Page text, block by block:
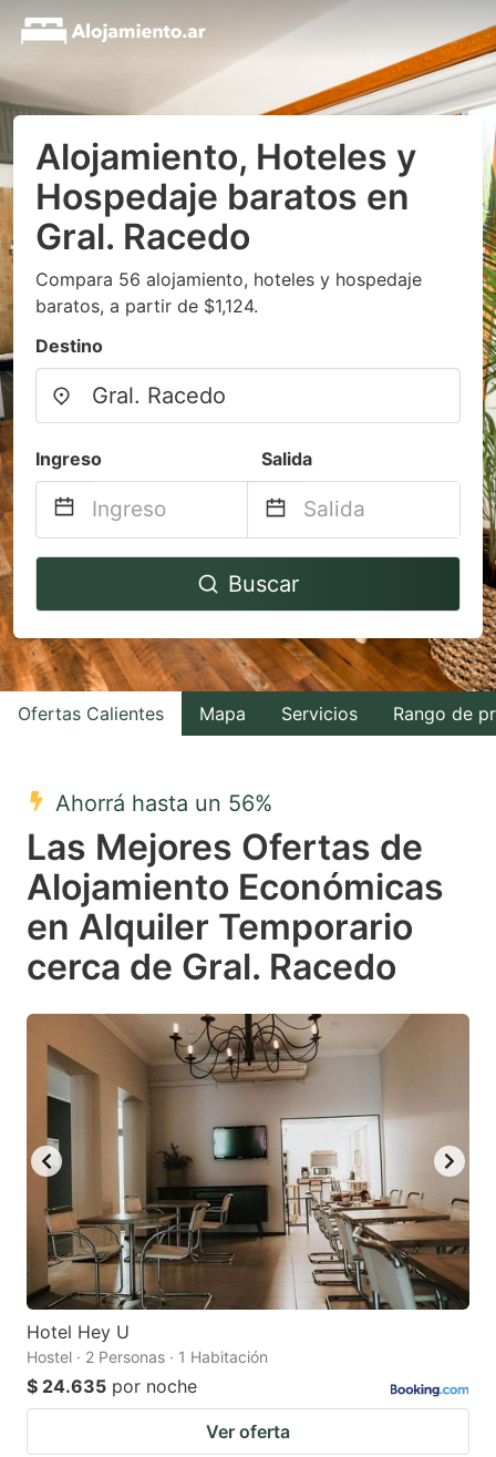
Alojamiento, Hoteles y
Hospedaje baratos en
Gral. Racedo
Compara 56 alojamiento, hoteles y hospedaje
baratos, a partir de $1,124.
Destino
Ingreso Salida
Navigate
to
interact
with
the
select
a
date.
Press
question
mark
key
to
get
keyboard
shortcuts
for
changing
dates.
Navigate
to
interact
with
the
a
date.
Press
question
mark
key
to
get
the
keyboard
shortcuts
for
changing
dates.
Buscar
Ofertas Calientes Mapa Servicios Rango de
Ahorrá hasta un 56%
Las Mejores Ofertas de
Alojamiento Económicas
en Alquiler Temporario
cerca de Gral. Racedo
Hotel Hey U
Hostel · 2 Personas · 1 Habitación
$ 24.635 por noche
Ver oferta